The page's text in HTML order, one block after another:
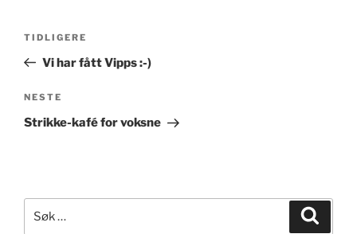
Forrige
innlegg
TIDLIGERE
Vi har fått Vipps :-)
Neste
innlegg
NESTE
Strikke-kafé for voksne
etter: